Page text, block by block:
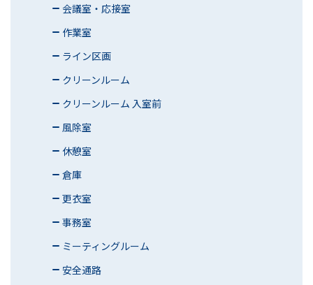
会議室・応接室
作業室
ライン区画
クリーンルーム
クリーンルーム 入室前
風除室
休憩室
倉庫
更衣室
事務室
ミーティングルーム
安全通路